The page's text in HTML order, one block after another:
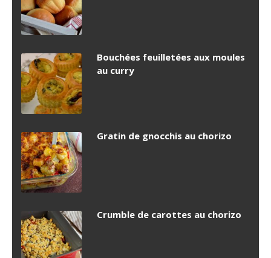
Bouchées feuilletées aux moules
au curry
Gratin de gnocchis au chorizo
Crumble de carottes au chorizo